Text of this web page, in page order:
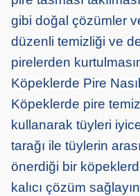
gibi doğal çözümler
düzenli temizliği ve
pirelerden
Köpeklerde Pire
Köpeklerde pire
kullanarak tüyleri
tarağı ile tüylerin
önerdiği bir
kalıcı çözüm